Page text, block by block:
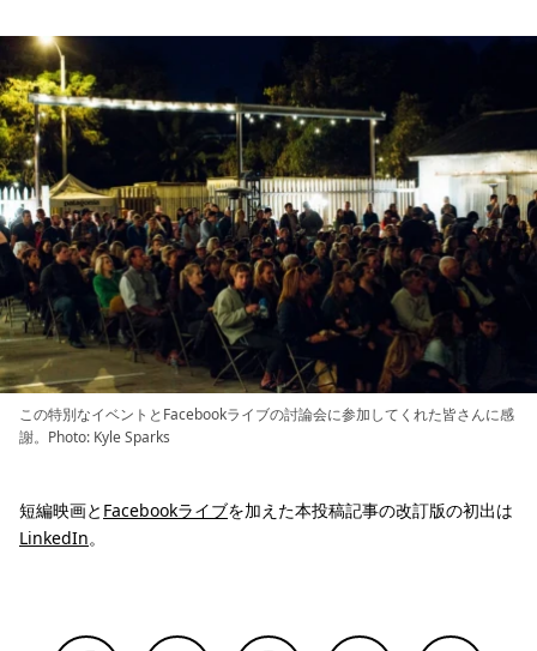
この特別なイベントとFacebookライブの討論会に参加してくれた皆さんに感
謝。Photo: Kyle Sparks
短編映画と Facebookライブを加えた本投稿記事の改訂版の初出は
LinkedIn。